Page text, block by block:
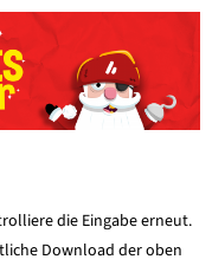
die Eingabe erneut.
Download der oben